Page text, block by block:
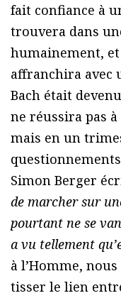
fait confiance à
trouvera dans
humainement,
affranchira avec
Bach était
ne réussira pas
mais en un
Simon Berger
de marcher sur
pourtant ne se
a vu tellement
à l’Homme,
tisser le lien